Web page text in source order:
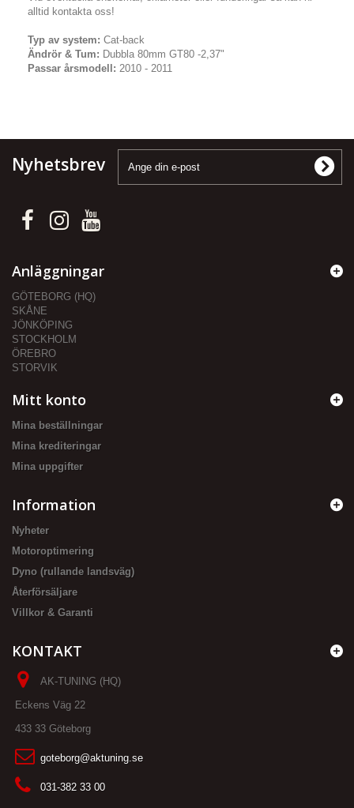
alltid kontakta oss!
Typ av system: Cat-back
Ändrör & Tum: Dubbla 80mm GT80 -2,37"
Passar årsmodell: 2010 - 2011
Nyhetsbrev
Anläggningar
GÖTEBORG (HQ)
SKÅNE
JÖNKÖPING
STOCKHOLM
ÖREBRO
STORVIK
Mitt konto
Mina beställningar
Mina krediteringar
Mina uppgifter
Information
Nyheter
Motoroptimering
Dyno (rullande landsväg)
Återförsäljare
Villkor & Garanti
KONTAKT
AK-TUNING (HQ)
Eckens Väg 22
433 33 Göteborg
goteborg@aktuning.se
031-382 33 00